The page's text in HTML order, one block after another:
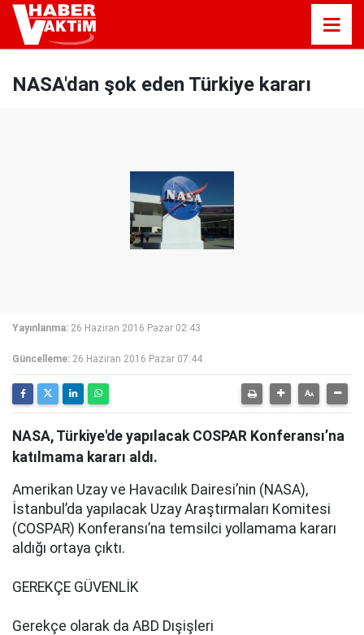
NASA'dan şok eden Türkiye kararı
Yayınlanma: 26 Haziran 2016 Pazar 02:43
Güncelleme: 26 Haziran 2016 Pazar 07:44
NASA, Türkiye'de yapılacak COSPAR Konferansı’na
katılmama kararı aldı.
Amerikan Uzay ve Havacılık Dairesi’nin (NASA),
İstanbul’da yapılacak Uzay Araştırmaları Komitesi
(COSPAR) Konferansı’na temsilci yollamama kararı
aldığı ortaya çıktı.
GEREKÇE GÜVENLİK
Gerekçe olarak da ABD Dışişleri